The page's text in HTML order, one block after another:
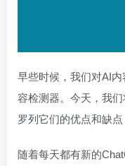
早些时候，我们对AI
容检测器。今天，我
罗列它们的优点和缺
随着每天都有新的